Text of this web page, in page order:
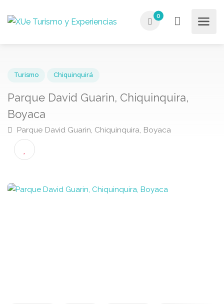
0
Parque David Guarin, Chiquinquira,
Boyaca
Parque David Guarin, Chiquinquira, Boyaca